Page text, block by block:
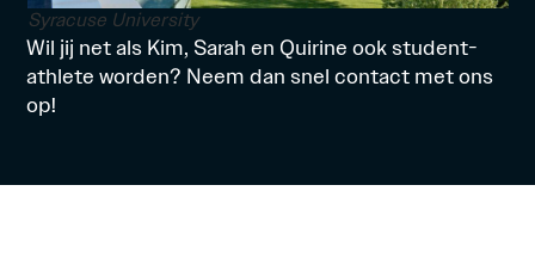
Syracuse University
Wil jij net als Kim, Sarah en Quirine ook student-
athlete worden? Neem dan snelcontact met ons
op!